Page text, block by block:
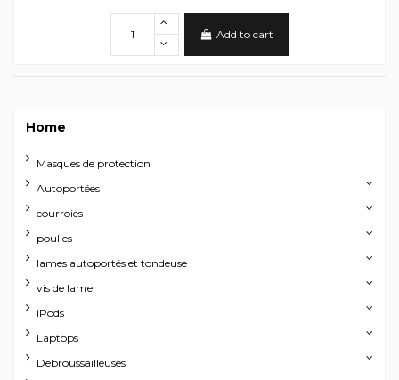
Add to cart
Home
Masques de protection
Autoportées
courroies
poulies
lames autoportés et tondeuse
vis de lame
iPods
Laptops
Debroussailleuses